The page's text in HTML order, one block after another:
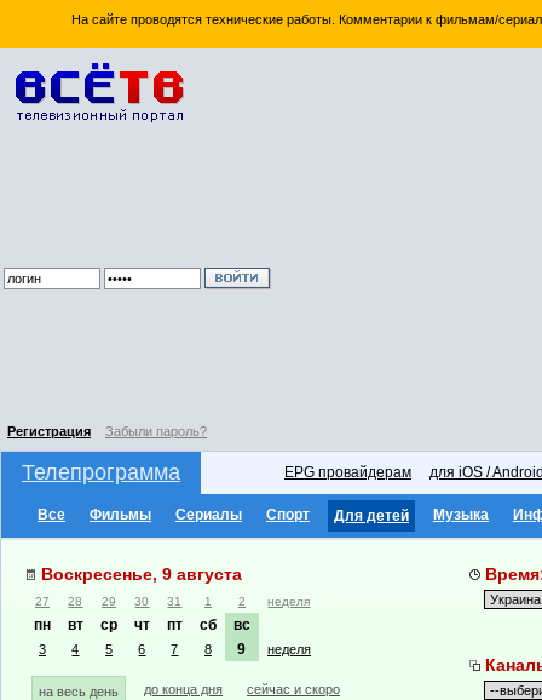
На сайте проводятся технические работы. Комментарии к фильмам/
Регистрация Забыли пароль?
Телепрограмма EPG провайдерам для iOS /
Все Фильмы Сериалы Спорт Для детей Музыка
Воскресенье, 9 августа
27 28 29 30 31 1 2 неделя
пн вт ср чт пт сб вс
3 4 5 6 7 8 9 неделя
на весь день до конца дня сейчас и скоро